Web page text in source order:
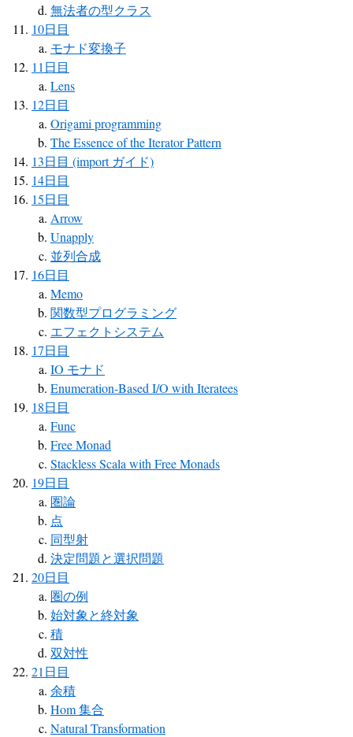
無法者の型クラス
10日目
モナド変換子
11日目
Lens
12日目
Origami programming
The Essence of the Iterator Pattern
13日目 (import ガイド)
14日目
15日目
Arrow
Unapply
並列合成
16日目
Memo
関数型プログラミング
エフェクトシステム
17日目
IO モナド
Enumeration-Based I/O with Iteratees
18日目
Func
Free Monad
Stackless Scala with Free Monads
19日目
圏論
点
同型射
決定問題と選択問題
20日目
圏の例
始対象と終対象
積
双対性
21日目
余積
Hom 集合
Natural Transformation